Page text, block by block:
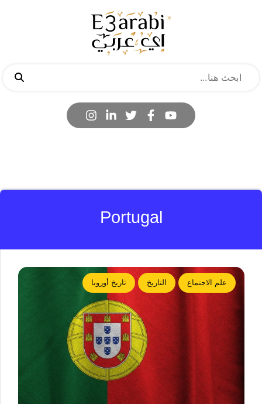
Portugal
علم الاجتماع التاريخ تاريخ أوروبا